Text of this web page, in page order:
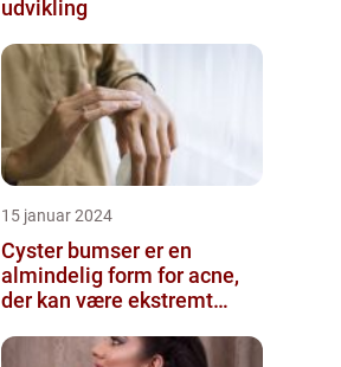
udvikling
15 januar 2024
Cyster bumser er en
almindelig form for acne,
der kan være ekstremt
for d...